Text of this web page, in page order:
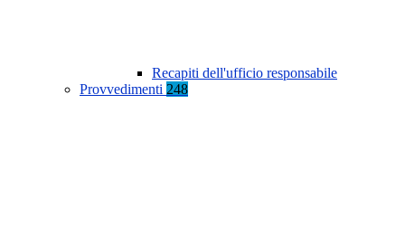
Recapiti dell'ufficio responsabile
Provvedimenti 248